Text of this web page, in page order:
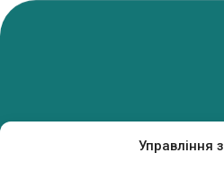
Управління
PanTerrea — спільнота, що дбає
Ми об’єднуємо людей, досвід і